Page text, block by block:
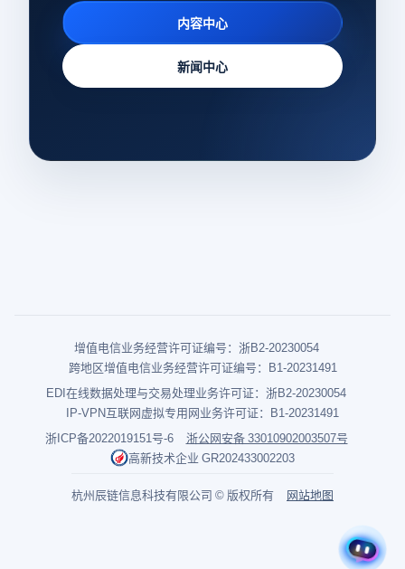
内容中心
新闻中心
增值电信业务经营许可证编号：浙B2-20230054
跨地区增值电信业务经营许可证编号：B1-20231491
EDI在线数据处理与交易处理业务许可证：浙B2-20230054
IP-VPN互联网虚拟专用网业务许可证：B1-20231491
浙ICP备2022019151号-6
浙公网安备 33010902003507号
高新技术企业 GR202433002203
杭州辰链信息科技有限公司 © 版权所有 网站地图